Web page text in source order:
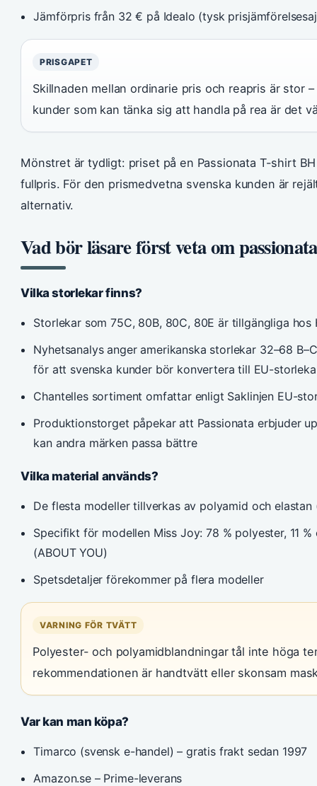
Jämförpris från 32 € på Idealo (tysk
PRISGAPET
Skillnaden mellan ordinarie pris och reapris är stor
kunder som kan tänka sig att handla på rea är det
Mönstret är tydligt: priset på en Passionata T-shirt
fullpris. För den prismedvetna svenska kunden är
alternativ.
Vad bör läsare först veta om
Vilka storlekar finns?
Storlekar som 75C, 80B, 80C, 80E är tillgängliga hos
Nyhetsanalys anger amerikanska storlekar 32–68
för att svenska kunder bör konvertera till EU-
Chantelles sortiment omfattar enligt Saklinjen EU-
Produktionstorget påpekar att Passionata erbjuder
kan andra märken passa bättre
Vilka material används?
De flesta modeller tillverkas av polyamid och
Specifikt för modellen Miss Joy: 78 % polyester, 11
(ABOUT YOU)
Spetsdetaljer förekommer på flera modeller
VARNING FÖR TVÄTT
Polyester- och polyamidblandningar tål inte höga
rekommendationen är handtvätt eller skonsam
Var kan man köpa?
Timarco (svensk e-handel) – gratis frakt sedan 1997
Amazon.se – Prime-leverans